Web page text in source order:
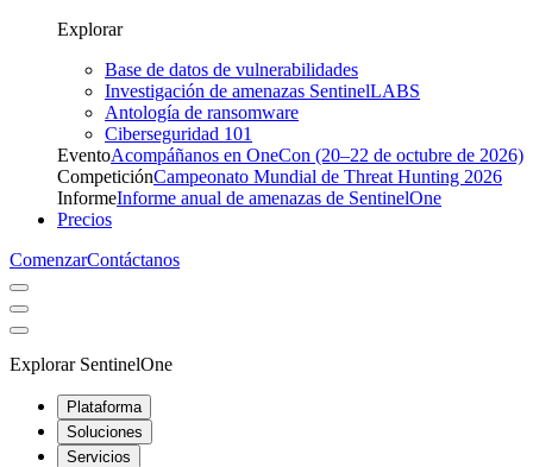
Explorar
Base de datos de vulnerabilidades
Investigación de amenazas SentinelLABS
Antología de ransomware
Ciberseguridad 101
EventoAcompáñanos en OneCon (20–22 de octubre de 2026)
CompeticiónCampeonato Mundial de Threat Hunting 2026
InformeInforme anual de amenazas de SentinelOne
Precios
ComenzarContáctanos
Explorar SentinelOne
Plataforma
Soluciones
Servicios